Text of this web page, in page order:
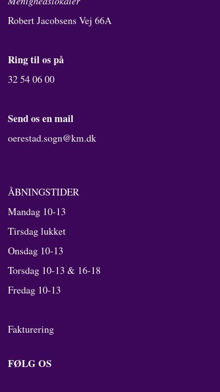
Robert Jacobsens Vej 66A
Ring til os på
32 54 06 00
Send os en mail
oerestad.sogn@km.dk
ÅBNINGSTIDER
Mandag 10-13
Tirsdag lukket
Onsdag 10-13
Torsdag 10-13 & 16-18
Fredag 10-13
Fakturering
FØLG OS